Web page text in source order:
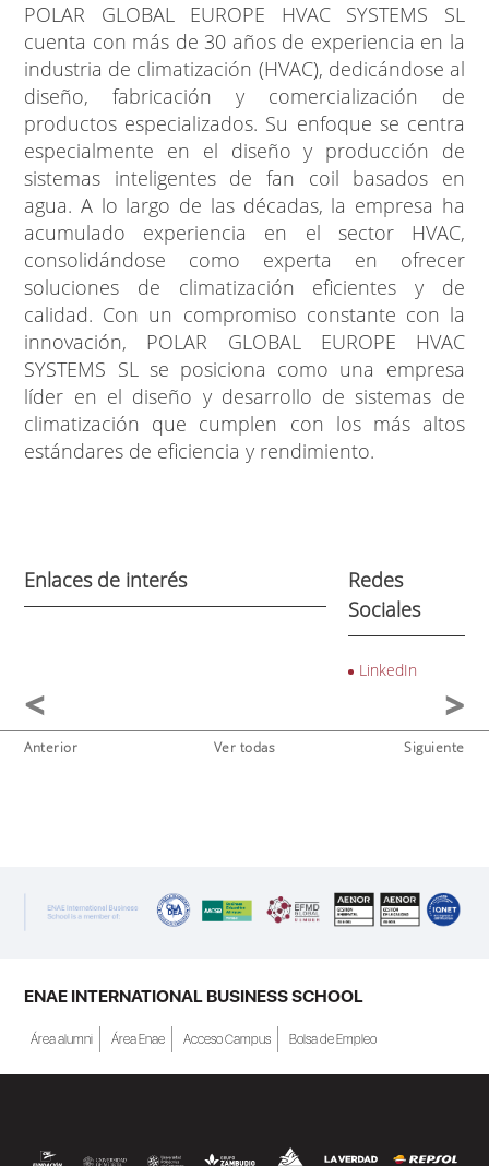
POLAR GLOBAL EUROPE HVAC SYSTEMS SL
cuenta con más de 30 años de experiencia en la
industria de climatización (HVAC), dedicándose al
diseño, fabricación y comercialización de
productos especializados. Su enfoque se centra
especialmente en el diseño y producción de
sistemas inteligentes de fan coil basados en
agua. A lo largo de las décadas, la empresa ha
acumulado experiencia en el sector HVAC,
consolidándose como experta en ofrecer
soluciones de climatización eficientes y de
calidad. Con un compromiso constante con la
innovación, POLAR GLOBAL EUROPE HVAC
SYSTEMS SL se posiciona como una empresa
líder en el diseño y desarrollo de sistemas de
climatización que cumplen con los más altos
estándares de eficiencia y rendimiento.
Enlaces de interés
Redes
Sociales
LinkedIn
Anterior Ver todas Siguiente
ENAE INTERNATIONAL BUSINESS SCHOOL
Área alumni Área Enae Acceso Campus Bolsa de Empleo